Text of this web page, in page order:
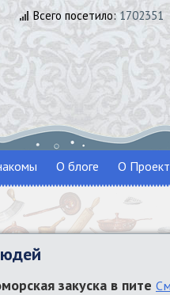
Всего посетило:1702351
О блоге О
закуска в пите